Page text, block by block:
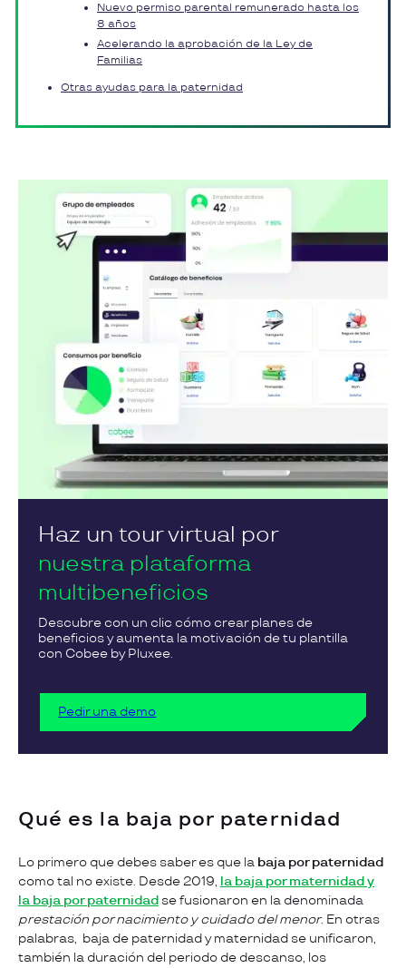
Nuevo permiso parental remunerado hasta los
8 años
Acelerando la aprobación de la Ley de
Familias
Otras ayudas para la paternidad
Haz un tour virtual por
nuestra plataforma
multibeneficios
Descubre con un clic cómo crear planes de
beneficios y aumenta la motivación de tu plantilla
con Cobee by Pluxee.
Pedir una demo
Qué es la baja por paternidad
Lo primero que debes saber es que la baja por paternidad
como tal no existe. Desde 2019, la baja por maternidad y
la baja por paternidad se fusionaron en la denominada
prestación por nacimiento y cuidado del menor. En otras
palabras, baja de paternidad y maternidad se unificaron,
también la duración del periodo de descanso, los